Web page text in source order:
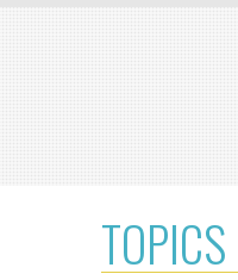
TOPICS